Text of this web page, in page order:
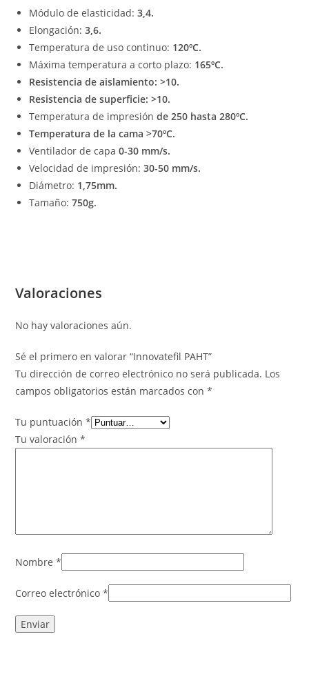
Módulo de elasticidad: 3,4.
Elongación:3,6.
Temperatura de uso continuo: 120ºC.
Máxima temperatura a corto plazo: 165ºC.
Resistencia de aislamiento: >10.
Resistencia de superficie: >10.
Temperatura de impresiónde 250 hasta 280ºC.
Temperatura de la cama >70ºC.
Ventilador de capa0-30 mm/s.
Velocidad de impresión:30-50 mm/s.
Diámetro: 1,75mm.
Tamaño:750g.
Valoraciones
No hay valoraciones aún.
Sé el primero en valorar “Innovatefil PAHT”
Tu dirección de correo electrónico no será publicada. Los
campos obligatorios están marcados con*
Tu puntuación*
Tu valoración*
Nombre*
Correo electrónico*